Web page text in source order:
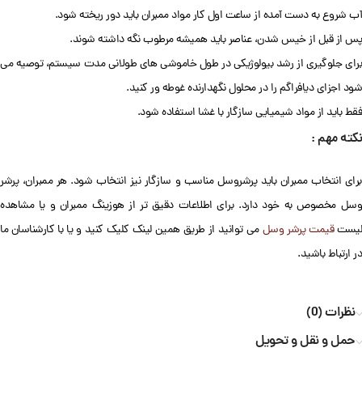
آب شروع به دست آمده از ساعت اول کار مواد ممبران باید دور ریخته شود.
پس از قبل از خیس شدن، عناصر باید همیشه مرطوب نگه داشته شوند.
برای جلوگیری از رشد بیولوژیکی در طول خاموشی های طولانی مدت سیستم، توصیه می
شود اجزای دیافراگم را در محلول نگهدارنده غوطه ور کنید.
فقط باید از مواد شیمیایی سازگار با غشا استفاده شود.
نکته مهم :
برای انتخاب ممبران باید پرشروسل مناسب و سازگار نیز انتخاب شود. هر ممبران، پرشر
وسل مخصوص به خود دارد. برای اطلاعات دقیق تر از هوزینگ ممبران و یا مشاهده
لیستقیمت پرشر وسلمی توانید از طریق همین لینک کلیک کنید و یا با کارشناسان ما
در ارتباط باشید.
نظرات (0)
حمل و نقل و تحویل